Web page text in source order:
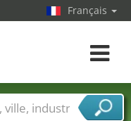
Français
Toggle